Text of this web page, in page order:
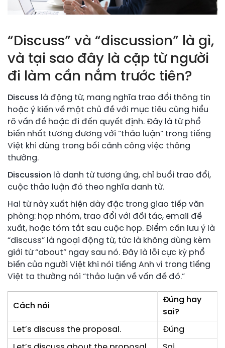
“Discuss” và “discussion” là gì,
và tại sao đây là cặp từ người
đi làm cần nắm trước tiên?
Discuss là động từ, mang nghĩa trao đổi thông tin
hoặc ý kiến về một chủ đề với mục tiêu cùng hiểu
rõ vấn đề hoặc đi đến quyết định. Đây là từ phổ
biến nhất tương đương với “thảo luận” trong tiếng
Việt khi dùng trong bối cảnh công việc thông
thường.
Discussion là danh từ tương ứng, chỉ buổi trao đổi,
cuộc thảo luận đó theo nghĩa danh từ.
Hai từ này xuất hiện dày đặc trong giao tiếp văn
phòng: họp nhóm, trao đổi với đối tác, email đề
xuất, hoặc tóm tắt sau cuộc họp. Điểm cần lưu ý là
“discuss” là ngoại động từ, tức là không dùng kèm
giới từ “about” ngay sau nó. Đây là lỗi cực kỳ phổ
biến của người Việt khi nói tiếng Anh vì trong tiếng
Việt ta thường nói “thảo luận về vấn đề đó.”
Cách nói
Đúng hay
sai?
Let’s discuss the proposal. Đúng